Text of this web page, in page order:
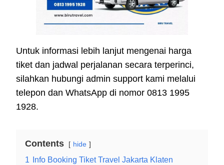
Untuk informasi lebih lanjut mengenai harga
tiket dan jadwal perjalanan secara terperinci,
silahkan hubungi admin support kami melalui
telepon dan WhatsApp di nomor 0813 1995
1928.
Contents hide
1
Info Booking Tiket Travel Jakarta Klaten